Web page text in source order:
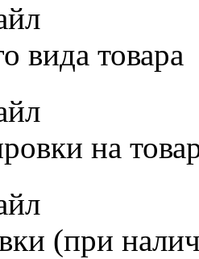
вида товара
на
(при